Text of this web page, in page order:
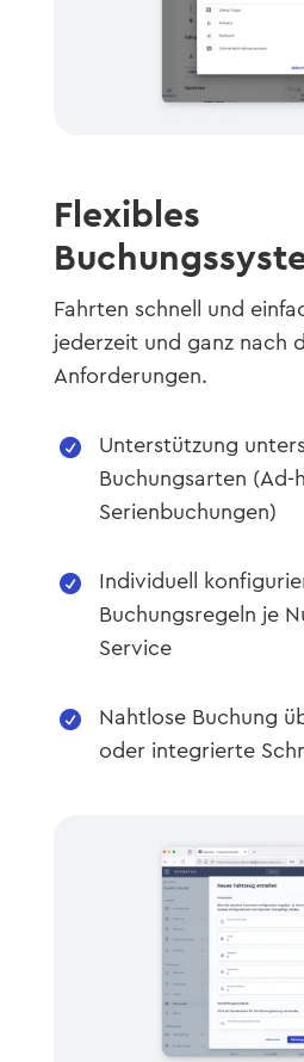
Flexibles
Fahrten schnell und
jederzeit und ganz nach
Anforderungen.

Unterstützung
Buchungsarten (Ad-
Serienbuchungen)

Individuell
Buchungsregeln je
Service

Nahtlose Buchung
oder integrierte